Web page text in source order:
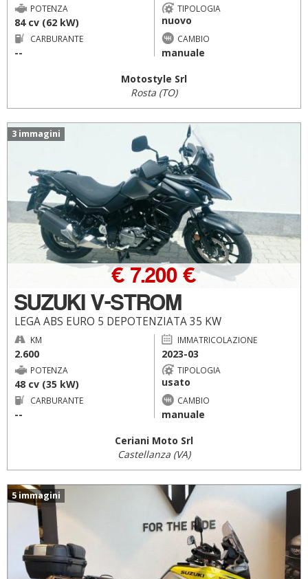
POTENZA
84 cv (62 kW)
TIPOLOGIA
nuovo
CARBURANTE
--
CAMBIO
manuale
Motostyle Srl
Rosta (TO)
3 immagini
SUZUKI V-STROM
LEGA ABS EURO 5 DEPOTENZIATA 35 KW
€ 7.200 €
KM
2.600
IMMATRICOLAZIONE
2023-03
POTENZA
48 cv (35 kW)
TIPOLOGIA
usato
CARBURANTE
--
CAMBIO
manuale
Ceriani Moto Srl
Castellanza (VA)
5 immagini